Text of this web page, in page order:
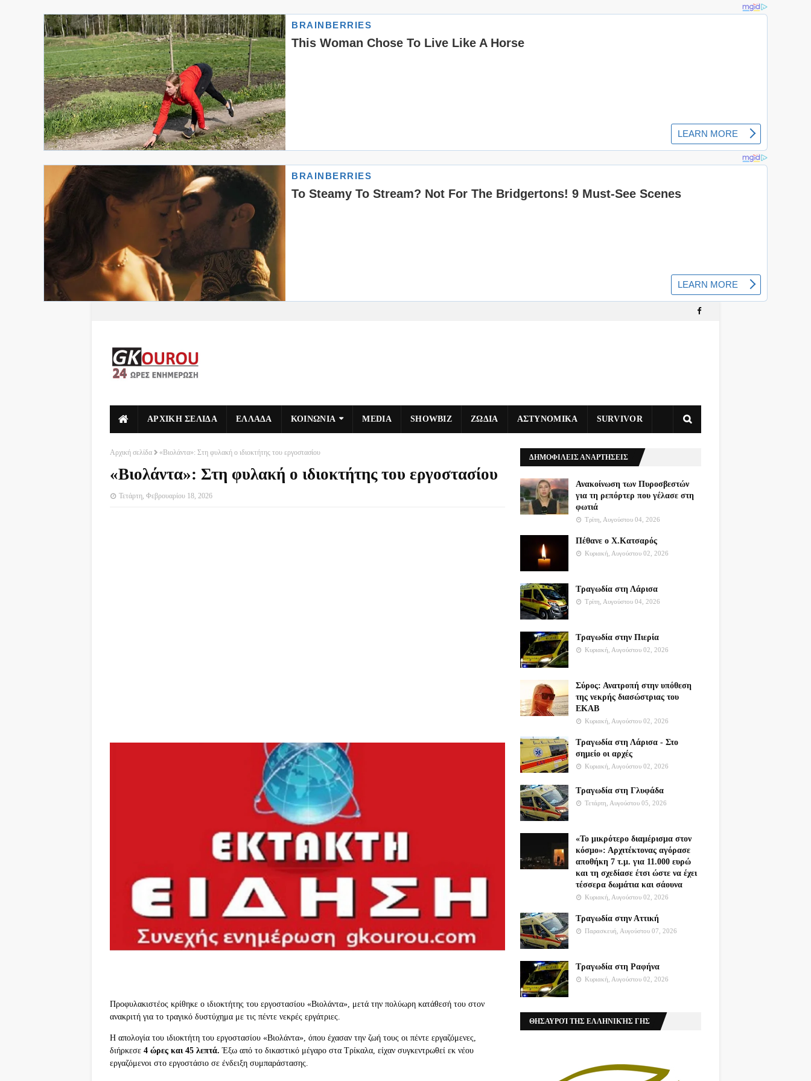
ΑΡΧΙΚΗ ΣΕΛΙΔΑ ΕΛΛΑΔΑ ΚΟΙΝΩΝΙΑ MEDIA SHOWBIZ ΖΩΔΙΑ ΑΣΤΥΝΟΜΙΚΑ SURVIVOR
Αρχική σελίδα «Βιολάντα»: Στη φυλακή ο ιδιοκτήτης του εργοστασίου
«Βιολάντα»: Στη φυλακή ο ιδιοκτήτης του εργοστασίου
Τετάρτη, Φεβρουαρίου 18, 2026
Προφυλακιστέος κρίθηκε ο ιδιοκτήτης του εργοστασίου «Βιολάντα», μετά την πολύωρη κατάθεσή του στον
ανακριτή για το τραγικό δυστύχημα με τις πέντε νεκρές εργάτριες.
Η απολογία του ιδιοκτήτη του εργοστασίου «Βιολάντα», όπου έχασαν την ζωή τους οι πέντε εργαζόμενες,
διήρκεσε 4 ώρες και 45 λεπτά.Έξω από το δικαστικό μέγαρο στα Τρίκαλα, είχαν συγκεντρωθεί εκ νέου
εργαζόμενοι στο εργοστάσιο σε ένδειξη συμπαράστασης.
ΔΗΜΟΦΙΛΕΙΣ ΑΝΑΡΤΗΣΕΙΣ
Ανακοίνωση των Πυροσβεστών
για τη ρεπόρτερ που γέλασε στη
φωτιά
Τρίτη, Αυγούστου 04, 2026
Πέθανε ο Χ.Κατσαρός
Κυριακή, Αυγούστου 02, 2026
Τραγωδία στη Λάρισα
Τρίτη, Αυγούστου 04, 2026
Τραγωδία στην Πιερία
Κυριακή, Αυγούστου 02, 2026
Σύρος: Ανατροπή στην υπόθεση
της νεκρής διασώστριας του
ΕΚΑΒ
Κυριακή, Αυγούστου 02, 2026
Τραγωδία στη Λάρισα - Στο
σημείο οι αρχές
Κυριακή, Αυγούστου 02, 2026
Τραγωδία στη Γλυφάδα
Τετάρτη, Αυγούστου 05, 2026
«Το μικρότερο διαμέρισμα στον
κόσμο»: Αρχιτέκτονας αγόρασε
αποθήκη 7 τ.μ. για 11.000 ευρώ
και τη σχεδίασε έτσι ώστε να έχει
τέσσερα δωμάτια και σάουνα
Κυριακή, Αυγούστου 02, 2026
Τραγωδία στην Αττική
Παρασκευή, Αυγούστου 07, 2026
Τραγωδία στη Ραφήνα
Κυριακή, Αυγούστου 02, 2026
ΘΗΣΑΥΡΟΊ ΤΗΣ ΕΛΛΗΝΙΚΉΣ ΓΗΣ